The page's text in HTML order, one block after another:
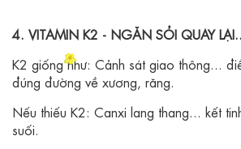
4. VITAMIN K2 - NGĂN SỎI QUAY
K2 giống như: Cảnh sát giao thông...
đúng đường về xương, răng.
Nếu thiếu K2: Canxi lang thang... kết
suối.